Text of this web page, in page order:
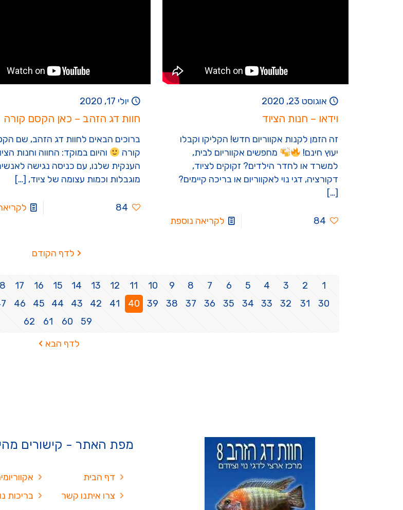
אוגוסט 23, 2020
וידאו – חנות הציוד
זה הזמן לקנות אקווריום חדש! הקליקו וקבלו
יעוץ חינם!
מחפשים אקווריום לבית,
למשרד או לחדר הילדים? זקוקים לציוד,
דקורציה, דגי נוי לאקווריום או בריכה קיימים?
[…]
84 לקריאה נוספת
יולי 17, 2020
חוות דג הזהב – כאן הקסם קורה
ברוכים הבאים לחוות דג הזהב, שם
קורה
והיום במוקד: החווה וחנות
הענקית שלנו, עם כניסה נגישה
מוגבלות וכמות עצומה של ציוד, […]
84
לדף הקודם
1
2
3
4
5
6
7
8
9
10
11
12
13
14
15
16
17
30
31
32
33
34
35
36
37
38
39
40
41
42
43
44
45
46
59
60
61
62
לדף הבא
מפת האתר - קישורים
בריכות
דף הבית
צרו איתנו קשר